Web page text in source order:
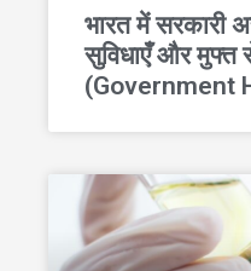
भारत में सरकारी
सुविधाएँ और मुफ्त
(Government